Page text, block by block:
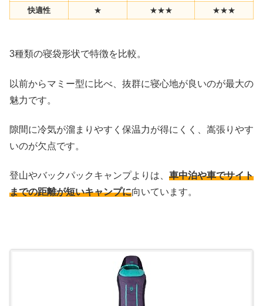
快適性
★ ★★★ ★★★
3種類の寝袋形状で特徴を比較。
以前からマミー型に比べ、抜群に寝心地が良いのが最大の
魅力です。
隙間に冷気が溜まりやすく保温力が得にくく、嵩張りやす
いのが欠点です。
登山やバックパックキャンプよりは、 車中泊や車でサイト
までの距離が短いキャンプに向いています。